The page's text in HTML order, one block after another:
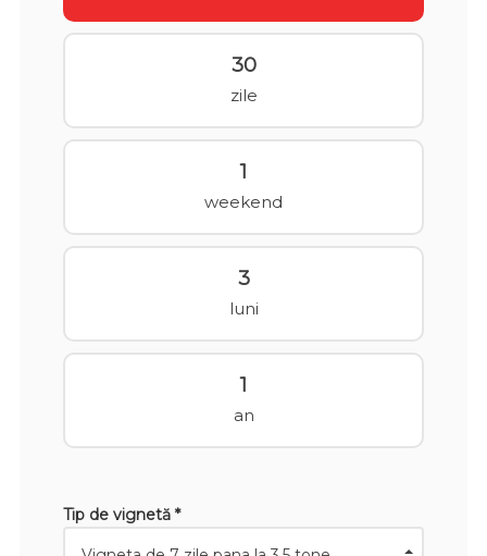
30
zile
1
weekend
3
luni
1
an
Tip de vignetă *